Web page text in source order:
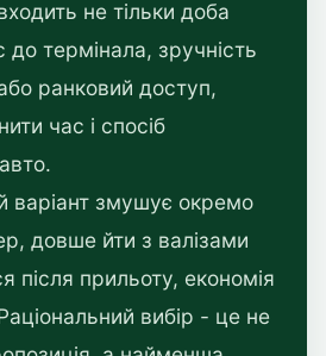
не тільки доба
до термінала, зручність
ранковий доступ,
час і спосіб
змушує окремо
довше йти з валізами
після прильоту, економія
вибір - це не